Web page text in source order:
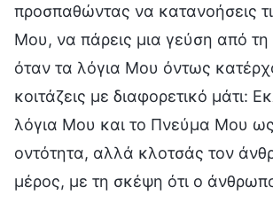
προσπαθώντας να κατανοήσεις
Μου, να πάρεις μια γεύση από
όταν τα λόγια Μου όντως
κοιτάζεις με διαφορετικό μάτι:
λόγια Μου και το Πνεύμα Μου ως
οντότητα, αλλά κλοτσάς τον
μέρος, με τη σκέψη ότι ο